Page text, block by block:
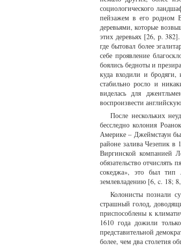
социологического
пейзажем в его родном
деревьями, которые
этих деревьях [26, p.
где бытовал более
себе проявление
боялись бедноты и
куда входили и бродяги,
стабильно росло и
виделась для
воспроизвести
После нескольких
бесследно колония
Америке – Джеймстаун
районе залива Чезепик в
Виргинской компанией
обязательство отчислять
сокеджа», это был тип
землевладению [6, c. 18;
Колонисты познали
страшный голод,
приспособлены к
1610 года дожили
представительной
более, чем два столетия